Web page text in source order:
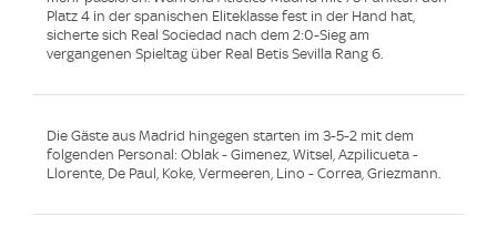
Platz 4 in der spanischen Eliteklasse fest in der Hand hat,
sicherte sich Real Sociedad nach dem 2:0-Sieg am
vergangenen Spieltag über Real Betis Sevilla Rang 6.
Die Gäste aus Madrid hingegen starten im 3-5-2 mit dem
folgenden Personal: Oblak - Gimenez, Witsel, Azpilicueta -
Llorente, De Paul, Koke, Vermeeren, Lino - Correa, Griezmann.